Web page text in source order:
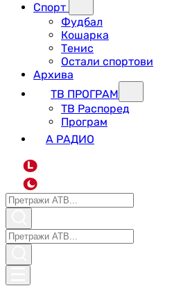
Спорт
Фудбал
Кошарка
Тенис
Остали спортови
Архива
ТВ ПРОГРАМ
ТВ Распоред
Програм
А РАДИО
L